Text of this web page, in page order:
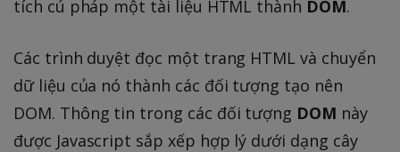
tích cú pháp một tài liệu HTML thành DOM.
Các trình duyệt đọc một trang HTML và chuyển
dữ liệu của nó thành các đối tượng tạo nên
DOM. Thông tin trong các đối tượng DOM này
được Javascript sắp xếp hợp lý dưới dạng cây